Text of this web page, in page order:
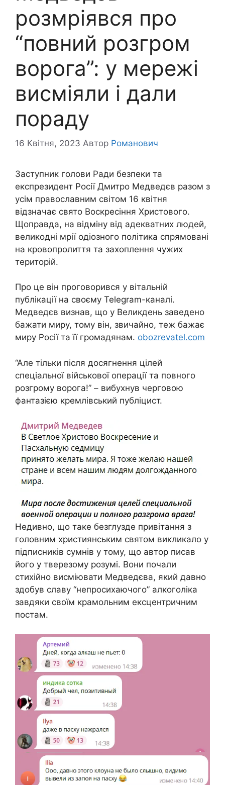
розмріявся про
“повний розгром
ворога”: у мережі
висміяли і дали
пораду
16 Квітня, 2023 Автор Романович
Заступник голови Ради безпеки та
експрезидент Росії Дмитро Медведєв разом з
усім православним світом 16 квітня
відзначає свято Воскресіння Христового.
Щоправда, на відміну від адекватних людей,
великодні мрії одіозного політика спрямовані
на кровопролиття та захоплення чужих
територій.
Про це він проговорився у вітальній
публікації на своєму Telegram-каналі.
Медведєв визнав, що у Великдень заведено
бажати миру, тому він, звичайно, теж бажає
миру Росії та її громадянам. obozrevatel.com
“Але тільки після досягнення цілей
спеціальної військової операції та повного
розгрому ворога!” – вибухнув черговою
фантазією кремлівський публіцист.
Недивно, що таке безглузде привітання з
головним християнським святом викликало у
підписників сумнів у тому, що автор писав
його у тверезому розумі. Вони почали
стихійно висміювати Медведєва, який давно
здобув славу “непросихаючого” алкоголіка
завдяки своїм крамольним ексцентричним
постам.